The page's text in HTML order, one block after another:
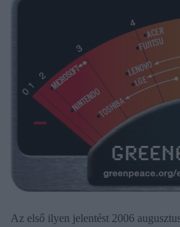
Az első ilyen jelentést 2006